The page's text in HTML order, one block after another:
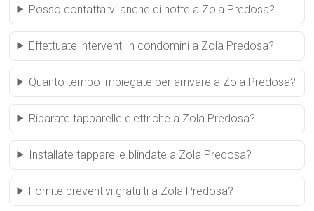
Posso contattarvi anche di notte a Zola Predosa?
Effettuate interventi in condomini a Zola Predosa?
Quanto tempo impiegate per arrivare a Zola Predosa?
Riparate tapparelle elettriche a Zola Predosa?
Installate tapparelle blindate a Zola Predosa?
Fornite preventivi gratuiti a Zola Predosa?